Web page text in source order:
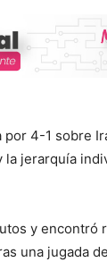
4-1 sobre
jerarquía
y encontró
una jugada